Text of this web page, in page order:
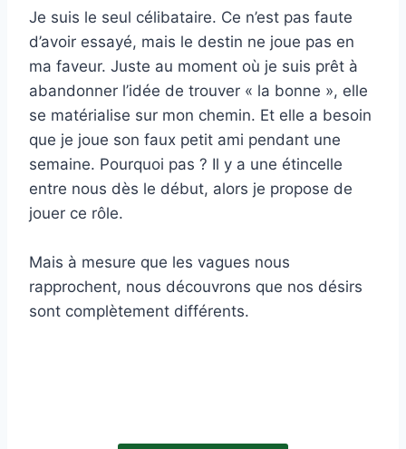
Je suis le seul célibataire. Ce n’est pas faute
d’avoir essayé, mais le destin ne joue pas en
ma faveur. Juste au moment où je suis prêt à
abandonner l’idée de trouver « la bonne », elle
se matérialise sur mon chemin. Et elle a besoin
que je joue son faux petit ami pendant une
semaine. Pourquoi pas ? Il y a une étincelle
entre nous dès le début, alors je propose de
jouer ce rôle.
Mais à mesure que les vagues nous
rapprochent, nous découvrons que nos désirs
sont complètement différents.